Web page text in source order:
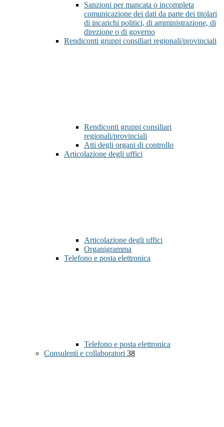
Sanzioni per mancata o incompleta
comunicazione dei dati da parte dei titolari
di incarichi politici, di amministrazione, di
direzione o di governo
Rendiconti gruppi consiliari regionali/provinciali
Rendiconti gruppi consiliari
regionali/provinciali
Atti degli organi di controllo
Articolazione degli uffici
Articolazione degli uffici
Organigramma
Telefono e posta elettronica
Telefono e posta elettronica
Consulenti e collaboratori 38